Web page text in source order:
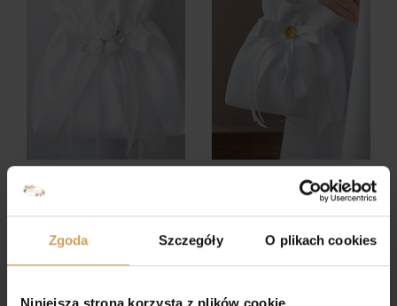
Zgoda Szczegóły O plikach cookies
Niniejsza strona korzysta z plików cookie
Woreczek komunijny
Woreczek komunijny
W7